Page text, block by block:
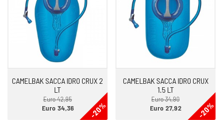
CAMELBAK SACCA IDRO CRUX 2
LT
Euro 42,95
-20%
Euro 34,36
CAMELBAK SACCA IDRO CRUX
1.5 LT
Euro 34,90
-20%
Euro 27,92